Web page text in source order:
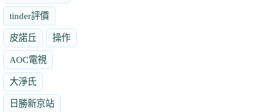
tinder評價
皮諾丘 操作
AOC電視
大淨氏
日勝新京站